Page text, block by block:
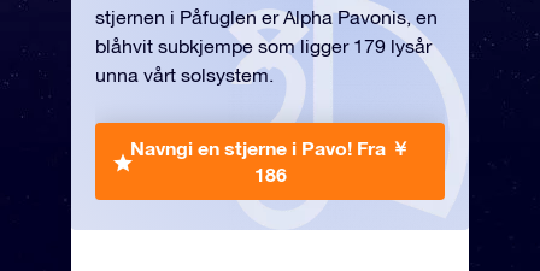
stjernen i Påfuglen er Alpha Pavonis, en
blåhvit subkjempe som ligger 179 lysår
unna vårt solsystem.
Navngi en stjerne i Pavo! Fra ￥
186